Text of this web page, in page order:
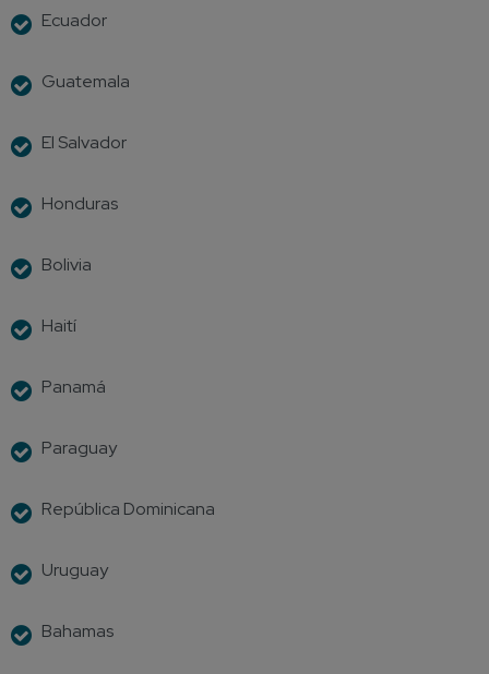
Ecuador
Guatemala
El Salvador
Honduras
Bolivia
Haití
Panamá
Paraguay
República Dominicana
Uruguay
Bahamas